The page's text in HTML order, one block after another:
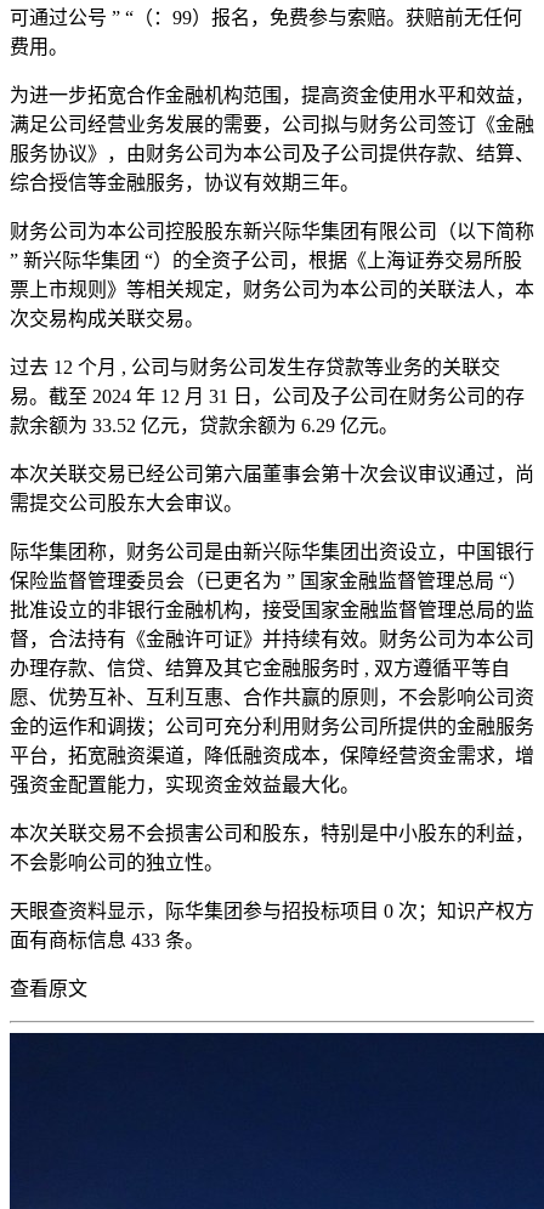
可通过公号 ” “（：99）报名，免费参与索赔。获赔前无任何
费用。
为进一步拓宽合作金融机构范围，提高资金使用水平和效益，
满足公司经营业务发展的需要，公司拟与财务公司签订《金融
服务协议》，由财务公司为本公司及子公司提供存款、结算、
综合授信等金融服务，协议有效期三年。
财务公司为本公司控股股东新兴际华集团有限公司（以下简称
” 新兴际华集团 “）的全资子公司，根据《上海证券交易所股
票上市规则》等相关规定，财务公司为本公司的关联法人，本
次交易构成关联交易。
过去 12 个月 , 公司与财务公司发生存贷款等业务的关联交
易。截至 2024 年 12 月 31 日，公司及子公司在财务公司的存
款余额为 33.52 亿元，贷款余额为 6.29 亿元。
本次关联交易已经公司第六届董事会第十次会议审议通过，尚
需提交公司股东大会审议。
际华集团称，财务公司是由新兴际华集团出资设立，中国银行
保险监督管理委员会（已更名为 ” 国家金融监督管理总局 “）
批准设立的非银行金融机构，接受国家金融监督管理总局的监
督，合法持有《金融许可证》并持续有效。财务公司为本公司
办理存款、信贷、结算及其它金融服务时 , 双方遵循平等自
愿、优势互补、互利互惠、合作共赢的原则，不会影响公司资
金的运作和调拨；公司可充分利用财务公司所提供的金融服务
平台，拓宽融资渠道，降低融资成本，保障经营资金需求，增
强资金配置能力，实现资金效益最大化。
本次关联交易不会损害公司和股东，特别是中小股东的利益，
不会影响公司的独立性。
天眼查资料显示，际华集团参与招投标项目 0 次；知识产权方
面有商标信息 433 条。
查看原文